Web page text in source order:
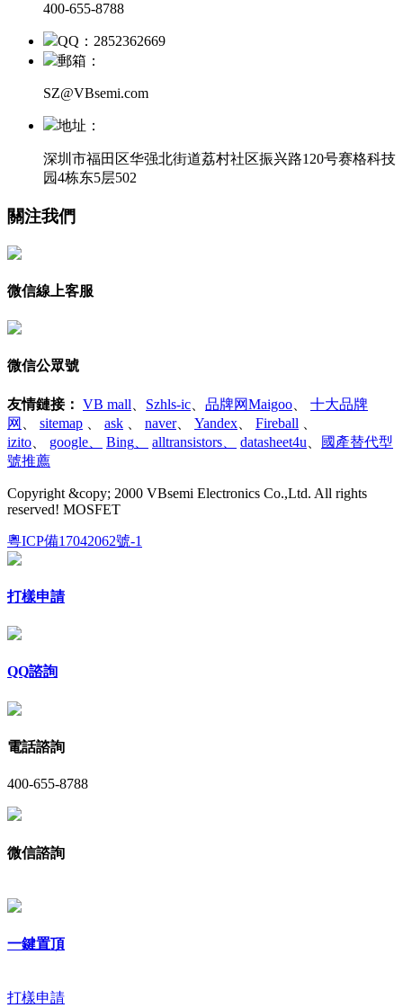
400-655-8788
QQ：2852362669
郵箱：
SZ@VBsemi.com
地址：
深圳市福田区华强北街道荔村社区振兴路120号赛格科技
园4栋东5层502
關注我們
微信線上客服
微信公眾號
友情鏈接： VB mall Szhls-ic 品牌网Maigoo
十大品牌
网
sitemap ask naver、 Yandex Fireball
izito
google Bing alltransistors datasheet4u
國產替代型
號推薦
Copyright &copy; 2000 VBsemi Electronics Co.,Ltd. All rights
reserved! MOSFET
粵ICP備17042062號-1
打樣申請
QQ諮詢
電話諮詢
400-655-8788
微信諮詢
一鍵置頂
打樣申請